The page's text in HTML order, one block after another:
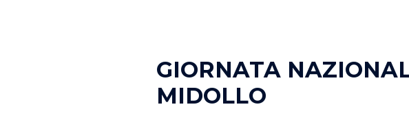
GIORNATA
MIDOLLO